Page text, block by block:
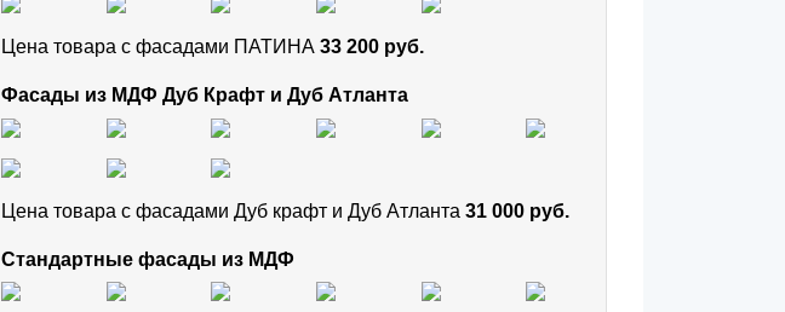
Цена товара с фасадами ПАТИНА 33 200 руб.
Фасады из МДФ Дуб Крафт и Дуб Атланта
Цена товара с фасадами Дуб крафт и Дуб Атланта 31 000 руб.
Стандартные фасады из МДФ